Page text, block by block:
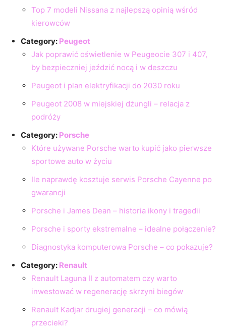
Top 7 modeli Nissana z najlepszą opinią wśród
kierowców
Category: Peugeot
Jak poprawić oświetlenie w Peugeocie 307 i 407,
by bezpieczniej jeździć nocą i w deszczu
Peugeot i plan elektryfikacji do 2030 roku
Peugeot 2008 w miejskiej dżungli – relacja z
podróży
Category: Porsche
Które używane Porsche warto kupić jako pierwsze
sportowe auto w życiu
Ile naprawdę kosztuje serwis Porsche Cayenne po
gwarancji
Porsche i James Dean – historia ikony i tragedii
Porsche i sporty ekstremalne – idealne połączenie?
Diagnostyka komputerowa Porsche – co pokazuje?
Category: Renault
Renault Laguna II z automatem czy warto
inwestować w regenerację skrzyni biegów
Renault Kadjar drugiej generacji – co mówią
przecieki?